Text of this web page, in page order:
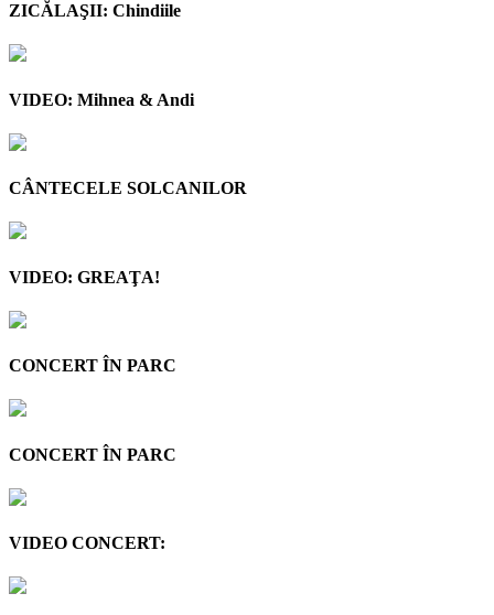
ZICĂLAŞII: Chindiile
VIDEO: Mihnea & Andi
CÂNTECELE SOLCANILOR
VIDEO: GREAŢA!
CONCERT ÎN PARC
CONCERT ÎN PARC
VIDEO CONCERT: